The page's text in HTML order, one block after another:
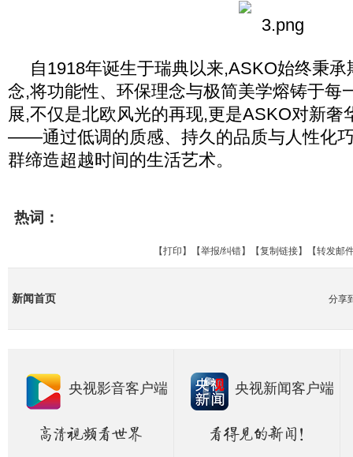
自1918年诞生于瑞典以来,ASKO始终秉
念,将功能性、环保理念与极简美学熔铸于每
展,不仅是北欧风光的再现,更是ASKO对新奢
——通过低调的质感、持久的品质与人性化
群缔造超越时间的生活艺术。
热词：
【打印 】【举报/纠错】【复制链接】【转发邮
新闻首页 分享
央视影音客户端 央视新闻客户端